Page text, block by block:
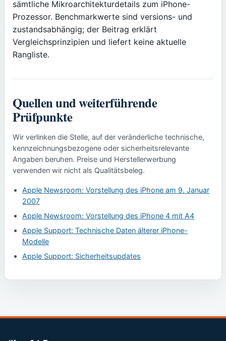
sämtliche Mikroarchitekturdetails zum iPhone-
Prozessor. Benchmarkwerte sind versions- und
zustandsabhängig; der Beitrag erklärt
Vergleichsprinzipien und liefert keine aktuelle
Rangliste.
Quellen und weiterführende
Prüfpunkte
Wir verlinken die Stelle, auf der veränderliche technische,
kennzeichnungsbezogene oder sicherheitsrelevante
Angaben beruhen. Preise und Herstellerwerbung
verwenden wir nicht als Qualitätsbeleg.
Apple Newsroom: Vorstellung des iPhone am 9. Januar
2007
Apple Newsroom: Vorstellung des iPhone 4 mit A4
Apple Support: Technische Daten älterer iPhone-
Modelle
Apple Support: Sicherheitsupdates